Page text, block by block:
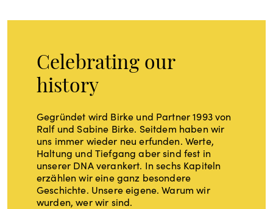
Celebrating our
history
Gegründet wird Birke und Partner 1993 von
Ralf und Sabine Birke. Seitdem haben wir
uns immer wieder neu erfunden. Werte,
Haltung und Tiefgang aber sind fest in
unserer DNA verankert. In sechs Kapiteln
erzählen wir eine ganz besondere
Geschichte. Unsere eigene. Warum wir
wurden, wer wir sind.